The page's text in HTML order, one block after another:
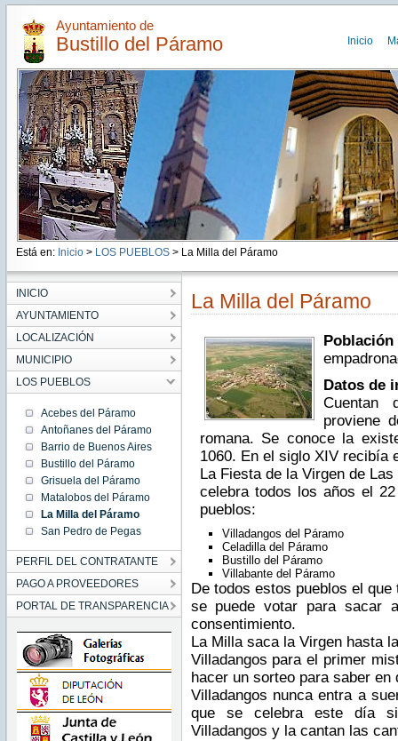
Ayuntamiento de
Bustillo del Páramo Inicio
Está en: Inicio > LOS PUEBLOS> La Milla del Páramo
INICIO
AYUNTAMIENTO
LOCALIZACIÓN
MUNICIPIO
LOS PUEBLOS
Acebes del Páramo
Antoñanes del Páramo
Barrio de Buenos Aires
Bustillo del Páramo
Grisuela del Páramo
Matalobos del Páramo
La Milla del Páramo
San Pedro de Pegas
PERFIL DEL CONTRATANTE
PAGO A PROVEEDORES
PORTAL DE TRANSPARENCIA
La Milla del Páramo
Datos de
Cuentan
proviene
romana. Se conoce la
1060. En el siglo XIV recibía
La Fiesta de la Virgen de
celebra todos los años el
pueblos:
Villadangos del Páramo
Celadilla del Páramo
Bustillo del Páramo
Villabante del Páramo
De todos estos pueblos el
se puede votar para sacar
consentimiento.
La Milla saca la Virgen hasta
Villadangos para el primer
hacer un sorteo para saber
Villadangos nunca entra a
que se celebra este día
Villadangos y la cantan las